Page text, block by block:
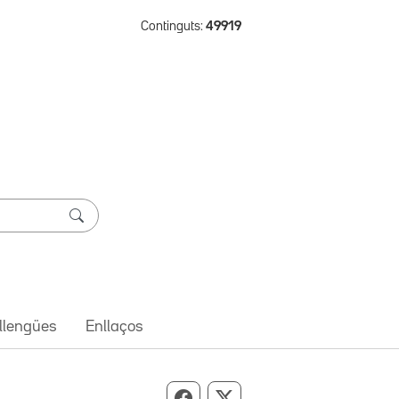
Continguts: 49919
Enllaços